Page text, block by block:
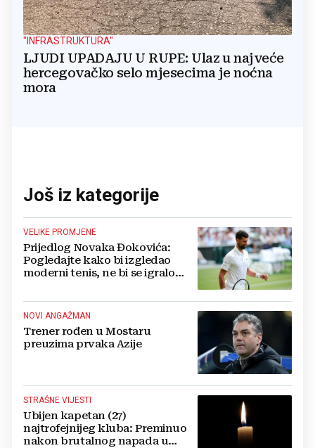
"INFRASTRUKTURA"
LJUDI UPADAJU U RUPE: Ulaz u najveće
hercegovačko selo mjesecima je noćna
mora
Još iz kategorije
VELIKE PROMJENE
Prijedlog Novaka Đokovića:
Pogledajte kako bi izgledao
moderni tenis, ne bi se igralo
NOVI ANGAŽMAN
Trener rođen u Mostaru
preuzima prvaka Azije
STRAŠNE VIJESTI
Ubijen kapetan (27)
najtrofejnijeg kluba: Preminuo
nakon brutalnog napada u